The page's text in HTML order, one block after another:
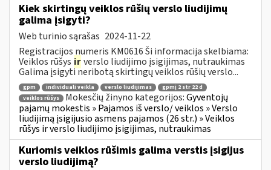
Kiek skirtingų veiklos rūšių verslo liudijimų
galima įsigyti?
Web turinio sąrašas 2024-11-22
Registracijos numeris KM0616 Ši informacija skelbiama:
Veiklos rūšys irverslo liudijimo įsigijimas, nutraukimas
Galima įsigyti neribotą skirtingų veiklos rūšių verslo...
gpm individuali veikla verslo liudijimas
gpmį 2 str 22 d
veiklos rūšys
Mokesčių žinyno kategorijos:Gyventojų
pajamų mokestis » Pajamos iš verslo/ veiklos » Verslo
liudijimą įsigijusio asmens pajamos (26 str.) » Veiklos
rūšys ir verslo liudijimo įsigijimas, nutraukimas
Kuriomis veiklos rūšimis galima verstis įsigijus
verslo liudijimą?